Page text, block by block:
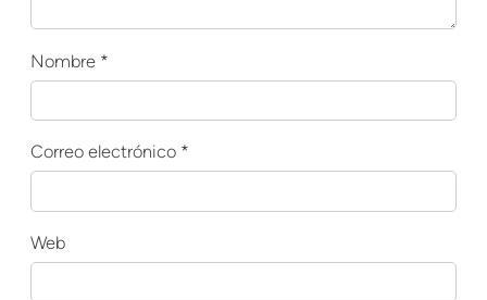
Nombre *
Correo electrónico *
Web